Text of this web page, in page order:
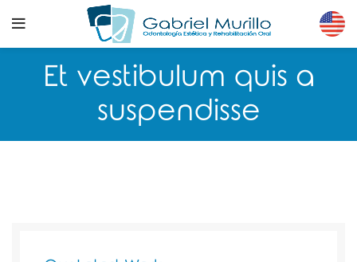
Et vestibulum quis a
suspendisse